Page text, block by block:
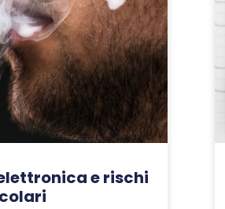
e rischi